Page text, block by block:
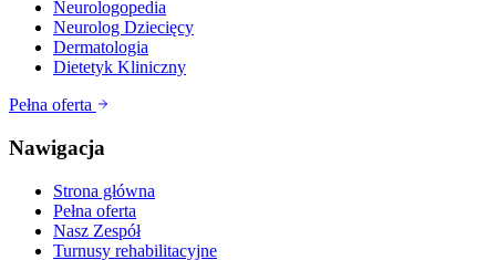
Neurologopedia
Neurolog Dziecięcy
Dermatologia
Dietetyk Kliniczny
Pełna oferta
Nawigacja
Strona główna
Pełna oferta
Nasz Zespół
Turnusy rehabilitacyjne